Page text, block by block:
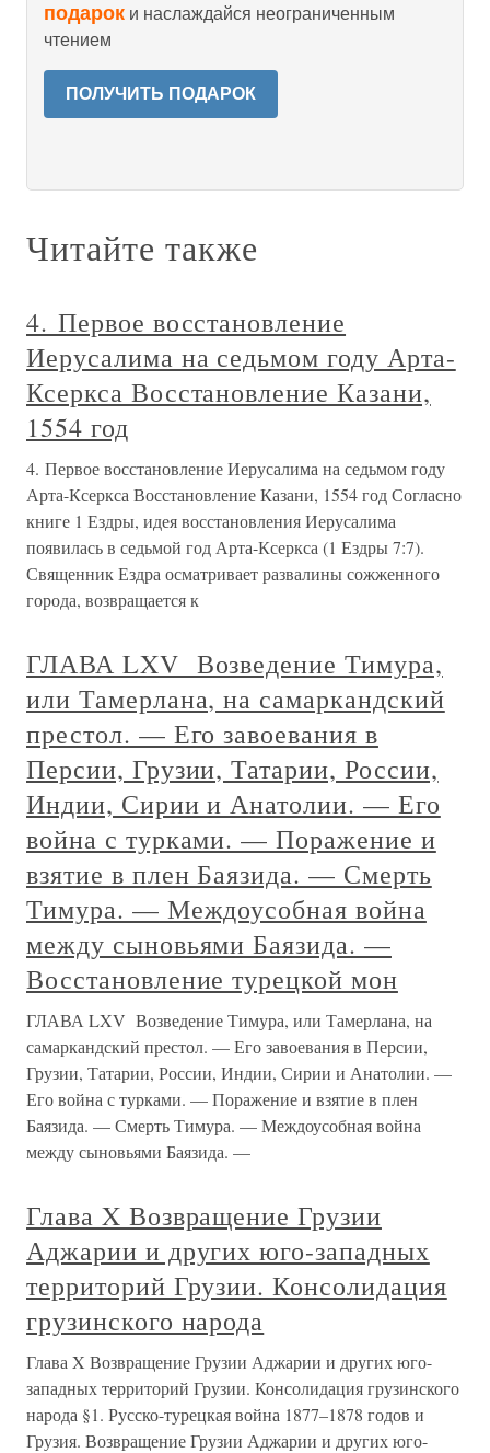
подарок и наслаждайся неограниченным
чтением
ПОЛУЧИТЬ ПОДАРОК
Читайте также
4. Первое восстановление
Иерусалима на седьмом году Арта-
Ксеркса Восстановление Казани,
1554 год
4. Первое восстановление Иерусалима на седьмом году
Арта-Ксеркса Восстановление Казани, 1554 год Согласно
книге 1 Ездры, идея восстановления Иерусалима
появилась в седьмой год Арта-Ксеркса (1 Ездры 7:7).
Священник Ездра осматривает развалины сожженного
города, возвращается к
ГЛАВА LXV Возведение Тимура,
или Тамерлана, на самаркандский
престол. — Его завоевания в
Персии, Грузии, Татарии, России,
Индии, Сирии и Анатолии. — Его
война с турками. — Поражение и
взятие в плен Баязида. — Смерть
Тимура. — Междоусобная война
между сыновьями Баязида. —
Восстановление турецкой мон
ГЛАВА LXV Возведение Тимура, или Тамерлана, на
самаркандский престол. — Его завоевания в Персии,
Грузии, Татарии, России, Индии, Сирии и Анатолии. —
Его война с турками. — Поражение и взятие в плен
Баязида. — Смерть Тимура. — Междоусобная война
между сыновьями Баязида. —
Глава X Возвращение Грузии
Аджарии и других юго-западных
территорий Грузии. Консолидация
грузинского народа
Глава X Возвращение Грузии Аджарии и других юго-
западных территорий Грузии. Консолидация грузинского
народа §1. Русско-турецкая война 1877–1878 годов и
Грузия. Возвращение Грузии Аджарии и других юго-